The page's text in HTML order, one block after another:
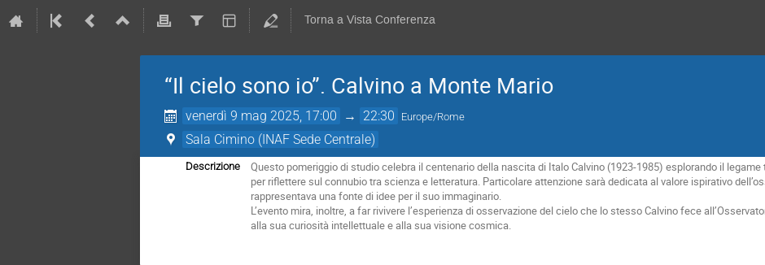
Torna a Vista Conferenza
“Il cielo sono io”. Calvino a Monte Mario
venerdì 9 mag 2025, 17:00 → 22:30 Europe/Rome
Sala Cimino (INAF Sede Centrale)
Descrizione
Questo pomeriggio di studio celebra il centenario della nascita di Italo Calvino (1923-1985) esplorando il legame
per riflettere sul connubio tra scienza e letteratura. Particolare attenzione sarà dedicata al valore ispirativo
rappresentava una fonte di idee per il suo immaginario.
L’evento mira, inoltre, a far rivivere l’esperienza di osservazione del cielo che lo stesso Calvino fece
alla sua curiosità intellettuale e alla sua visione cosmica.